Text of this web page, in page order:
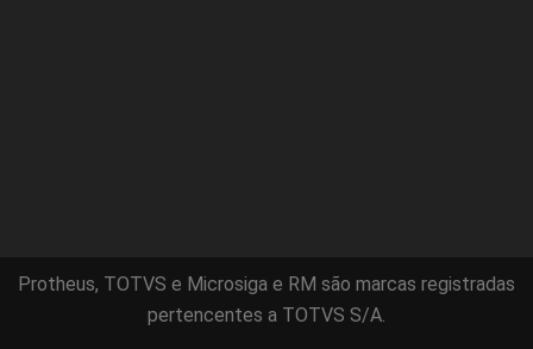
Protheus, TOTVS e Microsiga e RM são marcas registradas
pertencentes a TOTVS S/A.